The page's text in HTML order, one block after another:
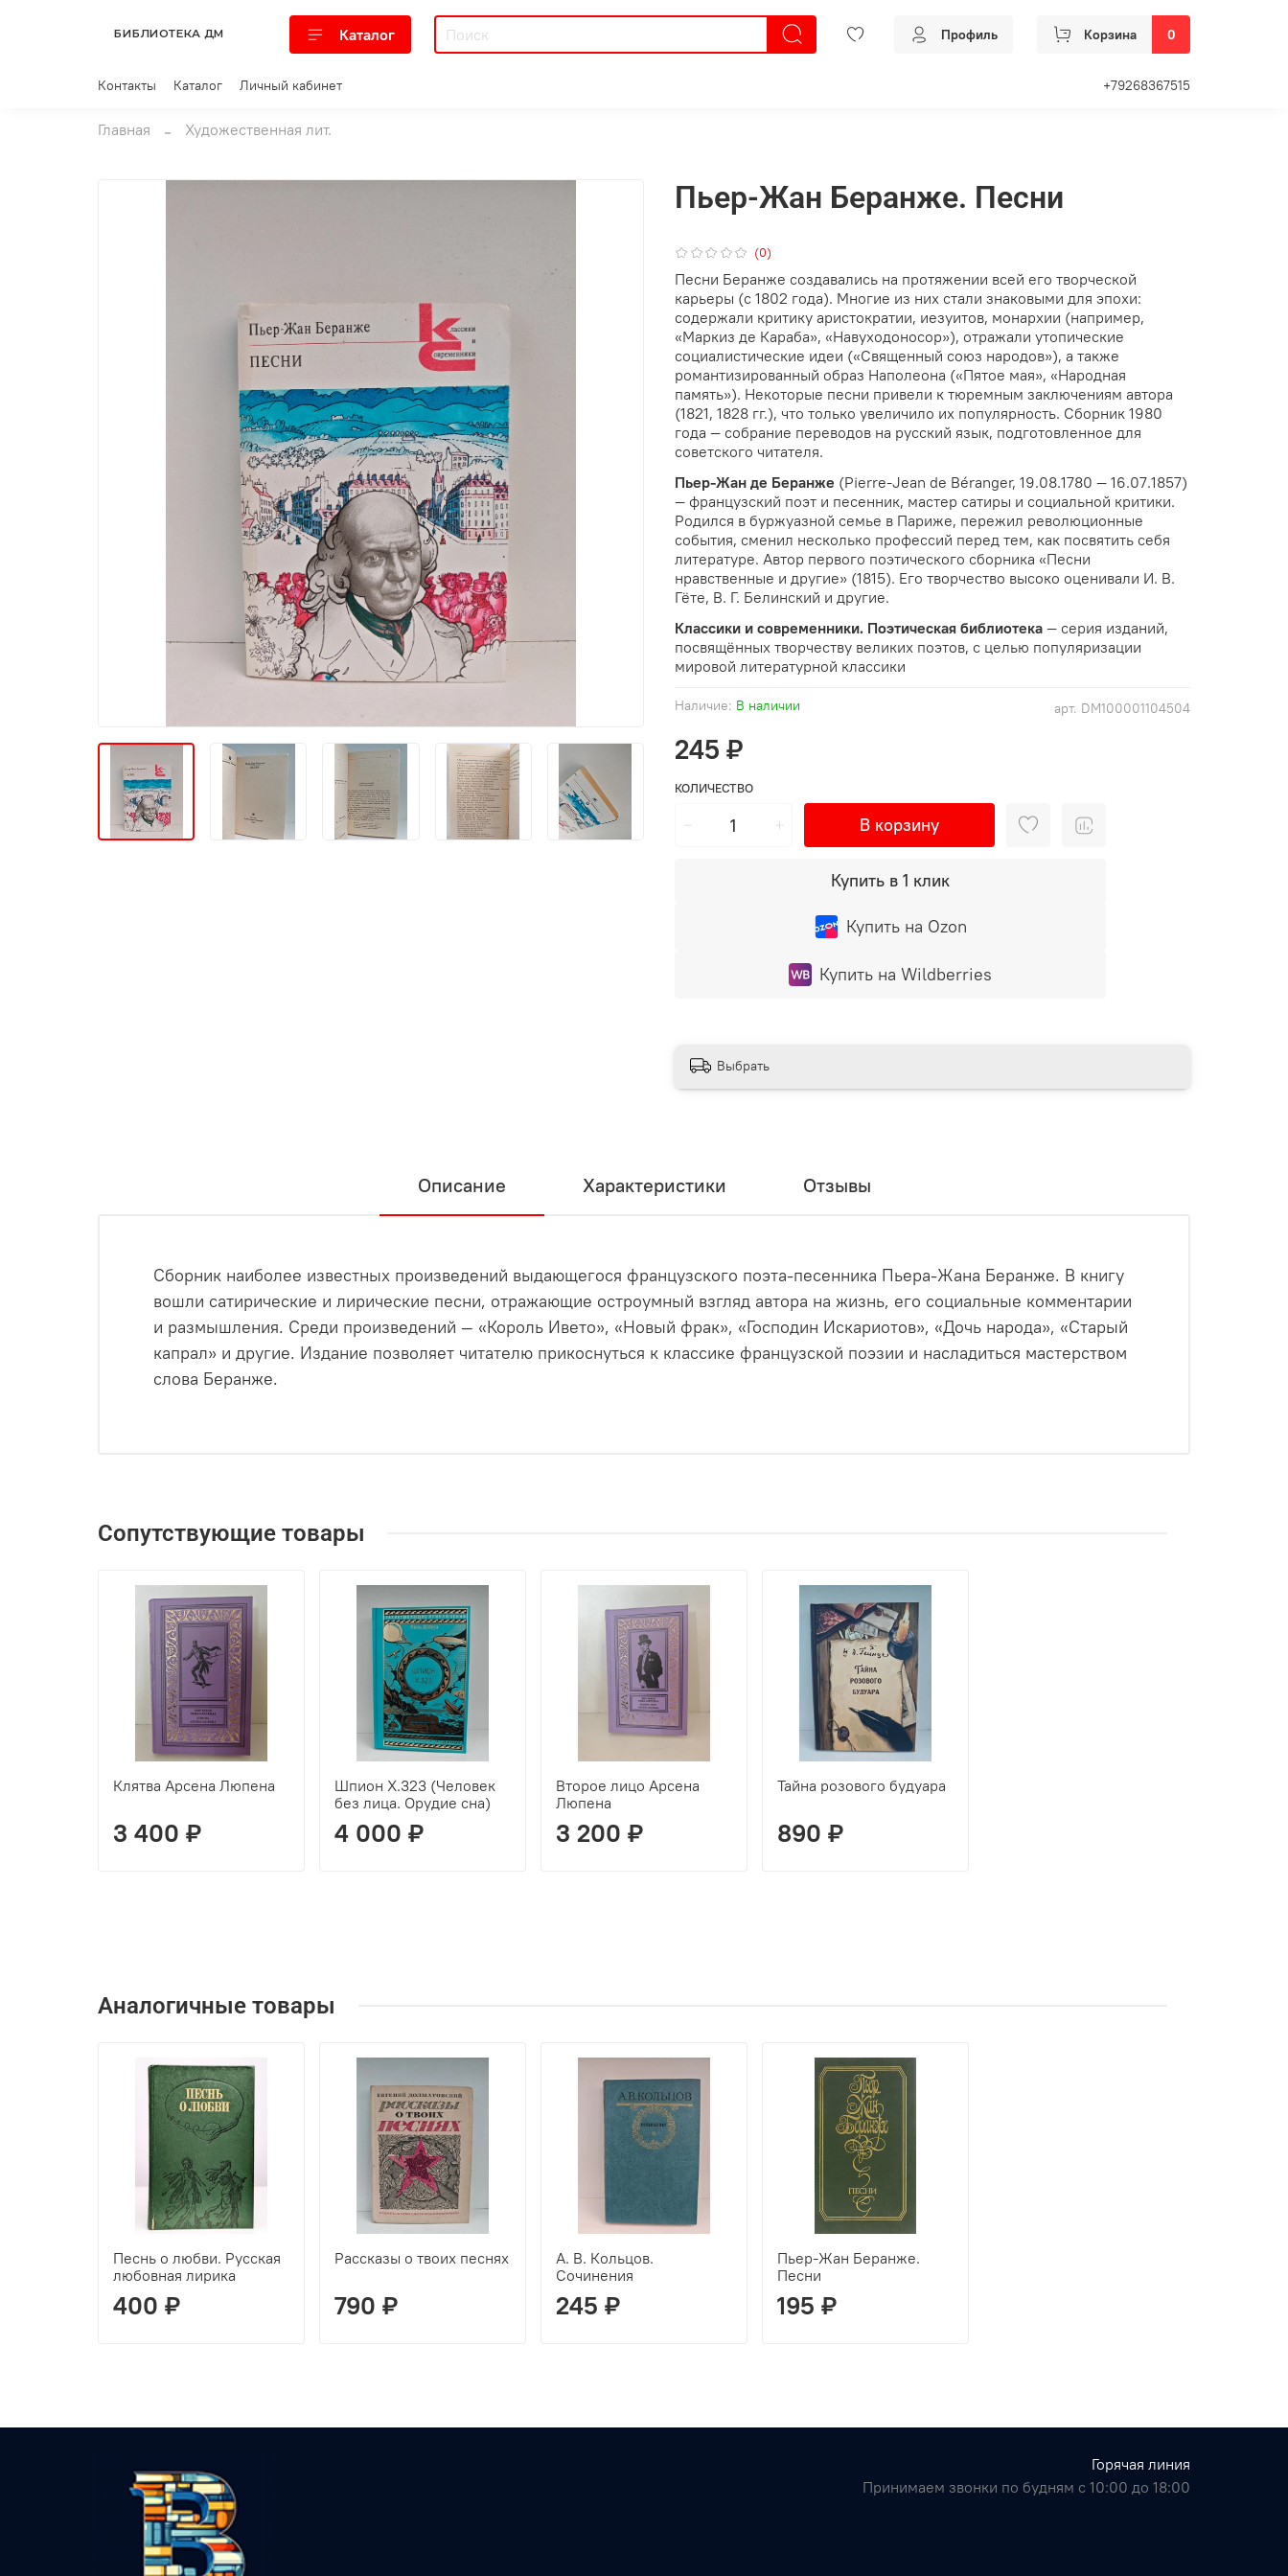
БИБЛИОТЕКА ДМ Каталог Профиль Корзина 0
Контакты Каталог Личный кабинет +79268367515
Главная Художественная лит.
(0)
арт. DM100001104504
Наличие: В наличии
Пьер-Жан Беранже. Песни
245 ₽
КОЛИЧЕСТВО
В корзину
Купить в 1 клик
Купить на Ozon
Купить на Wildberries
Песни Беранже создавались на протяжении всей его творческой
карьеры (с 1802 года). Многие из них стали знаковыми для эпохи:
содержали критику аристократии, иезуитов, монархии (например,
«Маркиз де Караба», «Навуходоносор»), отражали утопические
социалистические идеи («Священный союз народов»), а также
романтизированный образ Наполеона («Пятое мая», «Народная
память»). Некоторые песни привели к тюремным заключениям автора
(1821, 1828 гг.), что только увеличило их популярность. Сборник 1980
года — собрание переводов на русский язык, подготовленное для
советского читателя.
Пьер-Жан де Беранже (Pierre-Jean de Béranger, 19.08.1780 — 16.07.1857)
— французский поэт и песенник, мастер сатиры и социальной критики.
Родился в буржуазной семье в Париже, пережил революционные
события, сменил несколько профессий перед тем, как посвятить себя
литературе. Автор первого поэтического сборника «Песни
нравственные и другие» (1815). Его творчество высоко оценивали И. В.
Гёте, В. Г. Белинский и другие.
Классики и современники. Поэтическая библиотека — серия изданий,
посвящённых творчеству великих поэтов, с целью популяризации
мировой литературной классики
Выбрать
Описание Характеристики Отзывы
Сборник наиболее известных произведений выдающегося французского поэта-песенника Пьера-Жана Беранже. В книгу
вошли сатирические и лирические песни, отражающие остроумный взгляд автора на жизнь, его социальные комментарии
и размышления. Среди произведений — «Король Ивето», «Новый фрак», «Господин Искариотов», «Дочь народа», «Старый
капрал» и другие. Издание позволяет читателю прикоснуться к классике французской поэзии и насладиться мастерством
слова Беранже.
Сопутствующие товары
Клятва Арсена Люпена
3 400 ₽
Шпион Х.323 (Человек
без лица. Орудие сна)
4 000 ₽
Второе лицо Арсена
Люпена
3 200 ₽
Тайна розового будуара
890 ₽
Аналогичные товары
Песнь о любви. Русская
любовная лирика
400 ₽
Рассказы о твоих песнях
790 ₽
А. В. Кольцов.
Сочинения
245 ₽
Пьер-Жан Беранже.
Песни
195 ₽
Горячая линия
Принимаем звонки по будням с 10:00 до 18:00